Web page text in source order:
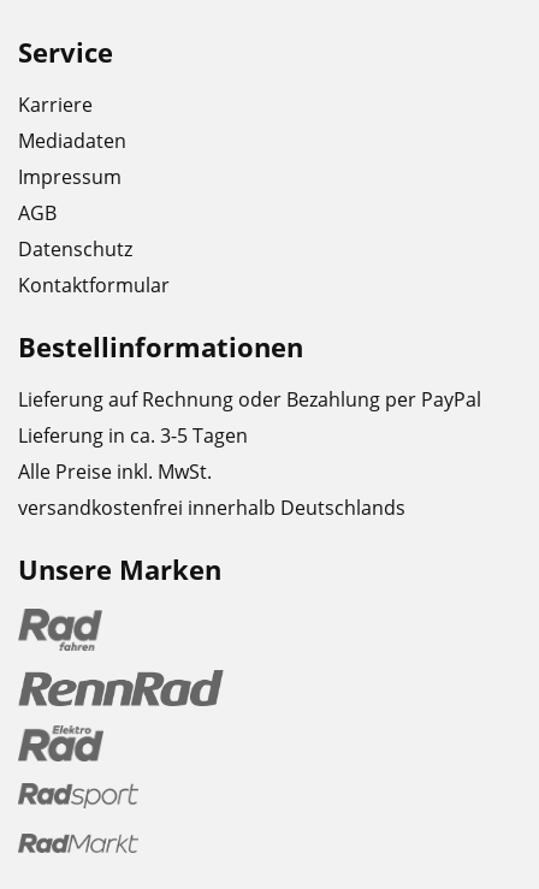
Service
Karriere
Mediadaten
Impressum
AGB
Datenschutz
Kontaktformular
Bestellinformationen
Lieferung auf Rechnung oder Bezahlung per PayPal
Lieferung in ca. 3-5 Tagen
Alle Preise inkl. MwSt.
versandkostenfrei innerhalb Deutschlands
Unsere Marken